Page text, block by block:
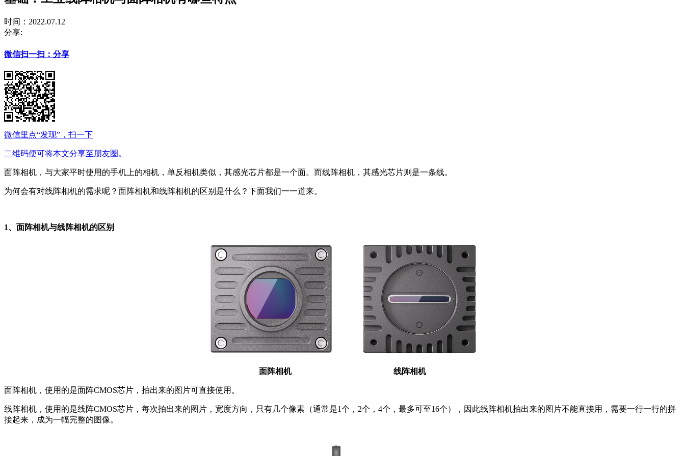
时间：2022.07.12
分享:
微信扫一扫：分享
微信里点“发现”，扫一下
二维码便可将本文分享至朋友圈。
面阵相机，与大家平时使用的手机上的相机，单反相机类似，其感光芯片都是一个面。而线阵相机，其感光芯片则是一条线。
为何会有对线阵相机的需求呢？面阵相机和线阵相机的区别是什么？下面我们一一道来。
1、面阵相机与线阵相机的区别
面阵相机 线阵相机
面阵相机，使用的是面阵CMOS芯片，拍出来的图片可直接使用。
线阵相机，使用的是线阵CMOS芯片，每次拍出来的图片，宽度方向，只有几个像素（通常是1个，2个，4个，最多可至16个），因此线阵相机拍出来的图片不能直接用，需要一行一行的拼
接起来，成为一幅完整的图像。